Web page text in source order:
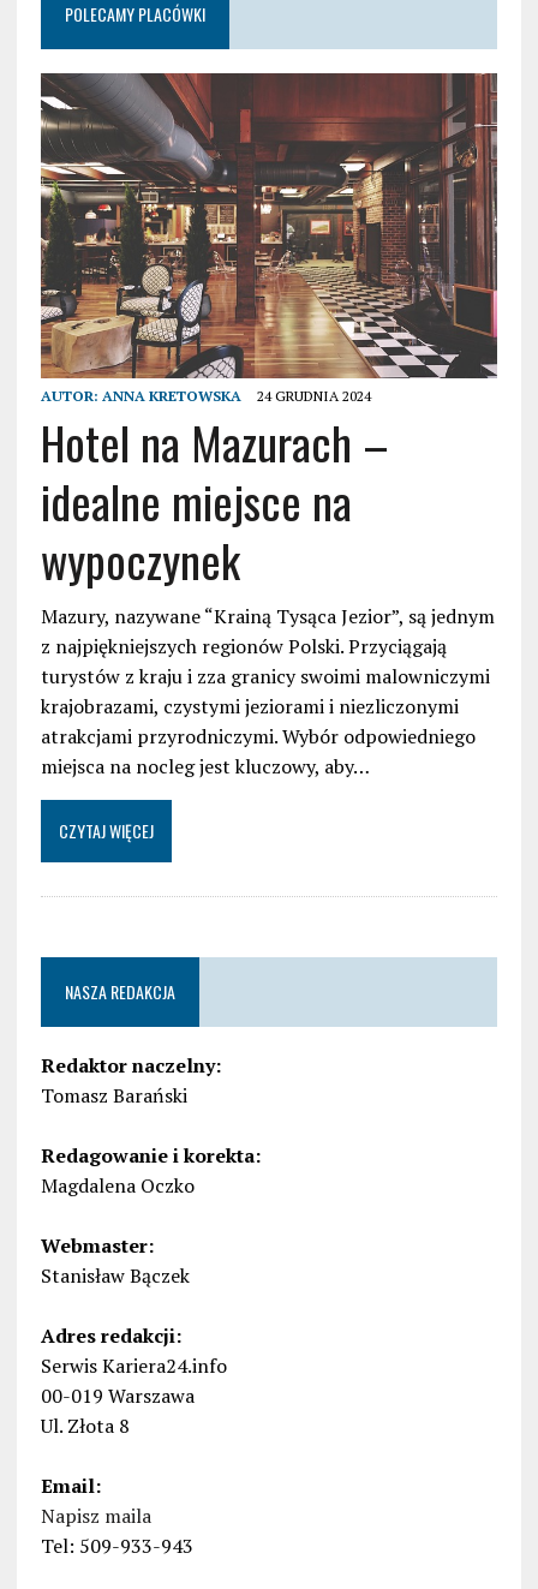
POLECAMY PLACÓWKI
AUTOR: ANNA KRETOWSKA 24 GRUDNIA 2024
Hotel na Mazurach –
idealne miejsce na
wypoczynek
Mazury, nazywane “Krainą Tysąca Jezior”, są jednym
z najpiękniejszych regionów Polski. Przyciągają
turystów z kraju i zza granicy swoimi malowniczymi
krajobrazami, czystymi jeziorami i niezliczonymi
atrakcjami przyrodniczymi. Wybór odpowiedniego
miejsca na nocleg jest kluczowy, aby…
CZYTAJ WIĘCEJ
NASZA REDAKCJA
Redaktor naczelny:
Tomasz Barański
Redagowanie i korekta:
Magdalena Oczko
Webmaster:
Stanisław Bączek
Adres redakcji:
Serwis Kariera24.info
00-019 Warszawa
Ul. Złota 8
Email:
Napisz maila
Tel: 509-933-943